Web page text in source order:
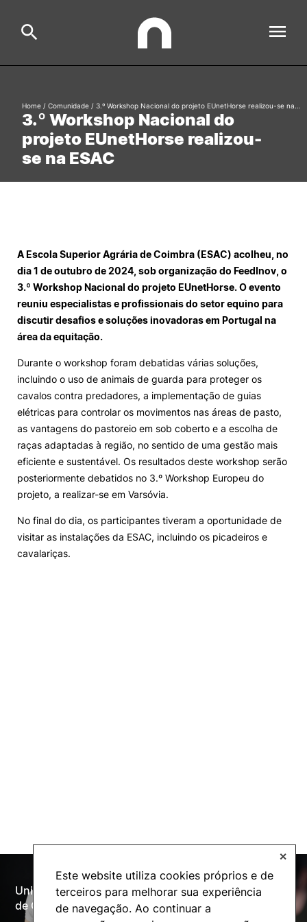
Este website utiliza cookies próprios e de
terceiros para melhorar sua experiência
de navegação. Ao continuar a
✕
Estudar
International Relations
Ofertas de Emprego e Informações Úteis
Loja da Agrária
Mudança de Par Instituição/Curso
©2026 Instituto Politécnico de Coimbra. Todos os direitos reservados.
Search
Formative Offer
3.º Workshop Nacional do
projeto EUnetHorse realizou-
se na ESAC
Home / Comunidade / 3.º Workshop Nacional do projeto EUnetHorse realizou-se na…
A Escola Superior Agrária de Coimbra (ESAC) acolheu, no
dia 1 de outubro de 2024, sob organização do FeedInov, o
3.º Workshop Nacional do projeto EUnetHorse. O evento
reuniu especialistas e profissionais do setor equino para
discutir desafios e soluções inovadoras em Portugal na
área da equitação.
Durante o workshop foram debatidas várias soluções,
incluindo o uso de animais de guarda para proteger os
cavalos contra predadores, a implementação de guias
elétricas para controlar os movimentos nas áreas de pasto,
as vantagens do pastoreio em sob coberto e a escolha de
raças adaptadas à região, no sentido de uma gestão mais
eficiente e sustentável. Os resultados deste workshop serão
posteriormente debatidos no 3.º Workshop Europeu do
projeto, a realizar-se em Varsóvia.
No final do dia, os participantes tiveram a oportunidade de
visitar as instalações da ESAC, incluindo os picadeiros e
cavalariças.
Universidade Politécnica
de Coimbra
Oferta Formativa